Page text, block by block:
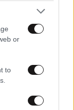
or
to